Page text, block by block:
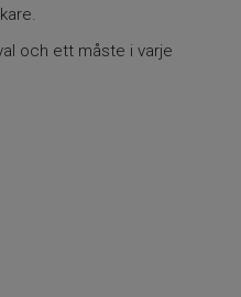
och ett måste i varje